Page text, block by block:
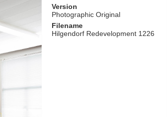
Version
Photographic Original
Filename
Hilgendorf Redevelopment 1226